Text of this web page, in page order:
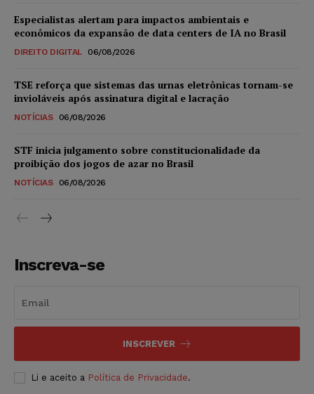
Especialistas alertam para impactos ambientais e
econômicos da expansão de data centers de IA no Brasil
DIREITO DIGITAL 06/08/2026
TSE reforça que sistemas das urnas eletrônicas tornam-se
invioláveis após assinatura digital e lacração
NOTÍCIAS 06/08/2026
STF inicia julgamento sobre constitucionalidade da
proibição dos jogos de azar no Brasil
NOTÍCIAS 06/08/2026
Inscreva-se
INSCREVER
Li e aceito a Política de Privacidade.